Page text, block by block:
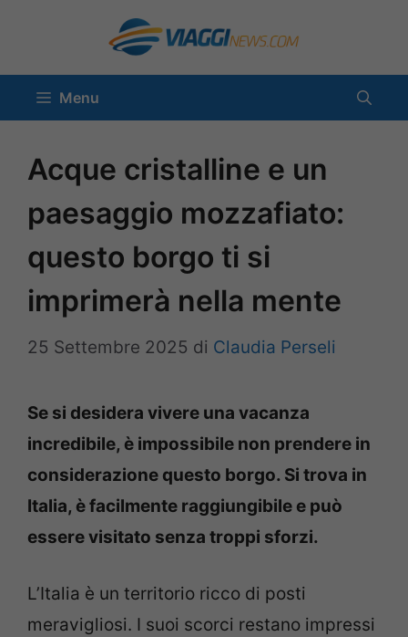
contenuto
Menu
Acque cristalline e un
paesaggio mozzafiato:
questo borgo ti si
imprimerà nella mente
25 Settembre 2025 di Claudia Perseli
Se si desidera vivere una vacanza
incredibile, è impossibile non prendere in
considerazione questo borgo. Si trova in
Italia, è facilmente raggiungibile e può
essere visitato senza troppi sforzi.
L’Italia è un territorio ricco di posti
meravigliosi. I suoi scorci restano impressi